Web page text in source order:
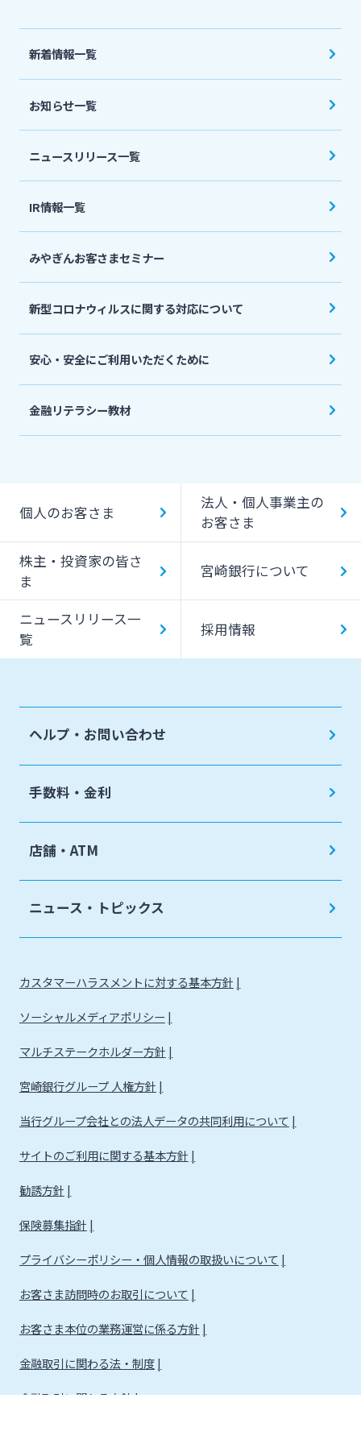
株主・投資家の皆さま
ニュースリリース一覧
採用情報
新着情報一覧
お知らせ一覧
ニュースリリース一覧
IR情報一覧
みやぎんお客さまセミナー
新型コロナウィルスに関する対応について
安心・安全にご利用いただくために
金融リテラシー教材
個人のお客さま
法人・個人事業主の
お客さま
株主・投資家の皆さ
ま
宮崎銀行について
ニュースリリース一
覧
採用情報
ヘルプ・お問い合わせ
手数料・金利
店舗・ATM
ニュース・トピックス
カスタマーハラスメントに対する基本方針
ソーシャルメディアポリシー
マルチステークホルダー方針
宮崎銀行グループ 人権方針
当行グループ会社との法人データの共同利用について
サイトのご利用に関する基本方針
勧誘方針
保険募集指針
プライバシーポリシー・個人情報の取扱いについて
お客さま訪問時のお取引について
お客さま本位の業務運営に係る方針
金融取引に関わる法・制度
金融取引に関わる方針